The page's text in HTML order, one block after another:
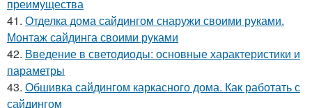
преимущества
41. Отделка дома сайдингом снаружи своими руками.
Монтаж сайдинга своими руками
42. Введение в светодиоды: основные характеристики и
параметры
43. Обшивка сайдингом каркасного дома. Как работать с
сайдингом